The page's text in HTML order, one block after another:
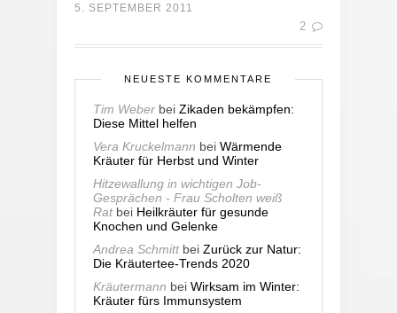
5. SEPTEMBER 2011
2
NEUESTE KOMMENTARE
Tim Weber bei Zikaden bekämpfen:
Diese Mittel helfen
Vera Kruckelmann bei Wärmende
Kräuter für Herbst und Winter
Hitzewallung in wichtigen Job-
Gesprächen - Frau Scholten weiß
Ratbei Heilkräuter für gesunde
Knochen und Gelenke
Andrea Schmittbei Zurück zur Natur:
Die Kräutertee-Trends 2020
Kräutermann bei Wirksam im Winter:
Kräuter fürs Immunsystem